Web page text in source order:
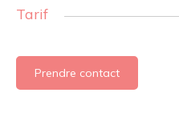
Tarif
Prendre contact